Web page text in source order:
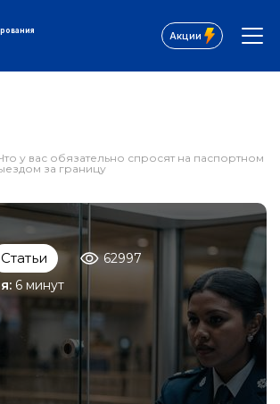
Акции
у вас обязательно спросят на паспортном
за границу
Статьи
62997
6 минут